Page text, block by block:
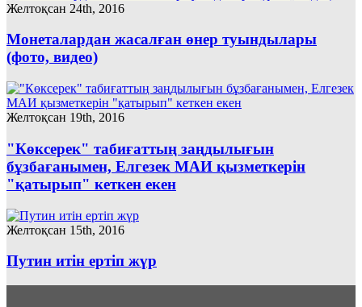
Желтоқсан 24th, 2016
Монеталардан жасалған өнер туындылары
(фото, видео)
Желтоқсан 19th, 2016
"Көксерек" табиғаттың заңдылығын
бұзбағанымен, Елгезек МАИ қызметкерін
"қатырып" кеткен екен
Желтоқсан 15th, 2016
Путин итін ертіп жүр